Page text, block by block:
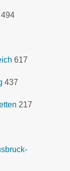
494
617
437
217